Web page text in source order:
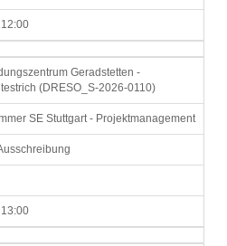
Geradstetten -
(DRESO_S-2026-0110)
SE Stuttgart - Projektmanagement